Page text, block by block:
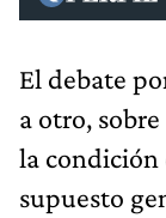
El debate
a otro,
la condición
supuesto